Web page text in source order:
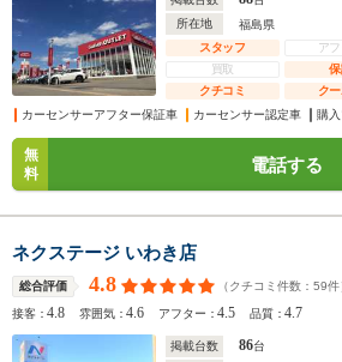
所在地
福島県
スタッフ
ア
買取
クチコミ
ク
カーセンサーアフター保証車
カーセンサー認定車 購
無
料
電話する
ネクステージ いわき店
総合評価 4.8 （クチコミ件数： 59件
接客：4.8 雰囲気：4.6 アフター：4.5 品質：4.7
掲載台数 86台